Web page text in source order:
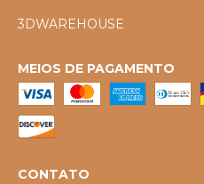
3DWAREHOUSE
MEIOS DE PAGAMENTO
CONTATO